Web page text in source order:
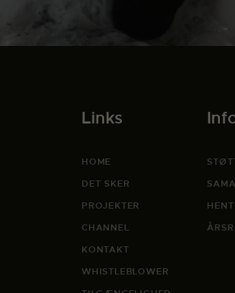
Links
HOME
DET SKER
PROJEKTER
CHANNEL
KONTAKT
WHISTLEBLOWER